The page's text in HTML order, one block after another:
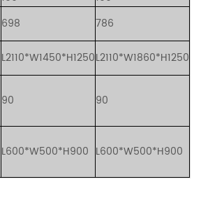
698
786
L2110*W1450*H1250L2110*W1860*H1250
90 90
L600*W500*H900 L600*W500*H900